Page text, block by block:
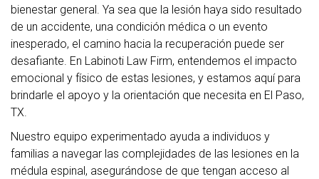
bienestar general. Ya sea que la lesión haya sido resultado
de un accidente, una condición médica o un evento
inesperado, el camino hacia la recuperación puede ser
desafiante. En Labinoti Law Firm, entendemos el impacto
emocional y físico de estas lesiones, y estamos aquí para
brindarle el apoyo y la orientación que necesita en El Paso,
TX.
Nuestro equipo experimentado ayuda a individuos y
familias a navegar las complejidades de las lesiones en la
médula espinal, asegurándose de que tengan acceso al